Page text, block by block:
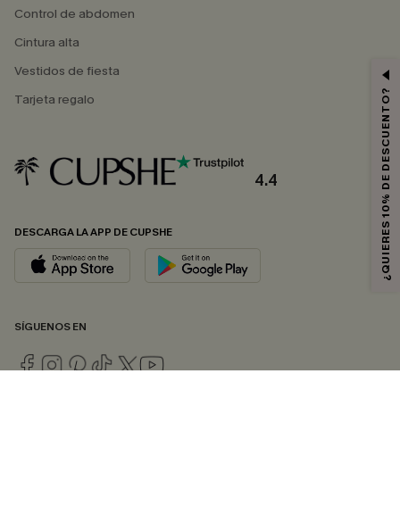
Control de abdomen
Cintura alta
Vestidos de fiesta
Tarjeta regalo
4.4
DESCARGA LA APP DE CUPSHE
SÍGUENOS EN
¿QUIERES 10% DE DESCUENTO?